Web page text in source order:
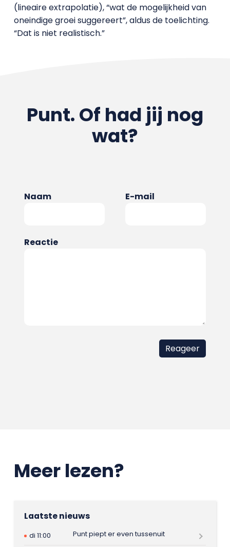
(lineaire extrapolatie), “wat de mogelijkheid van
oneindige groei suggereert”, aldus de toelichting.
“Dat is niet realistisch.”
Punt. Of had jij nog
wat?
Naam E-mail
Reactie
Meer lezen?
Laatste nieuws
di 11:00
Punt piept er even tussenuit